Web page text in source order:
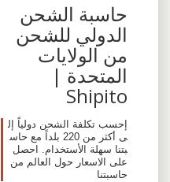
حاسبة الشحن
الدولي للشحن
من الولايات
المتحدة |
Shipito
إحسب تكلفة الشحن دولياً إل
ى أكثر من 220 بلداً مع حاس
بتنا سهلة الأستخدام. احصل
على الاسعار حول العالم من
حاسبتنا